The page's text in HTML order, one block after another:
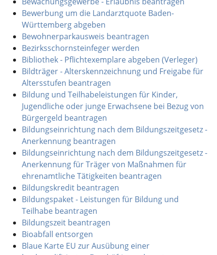
Bewerbung um die Landarztquote Baden-
Württemberg abgeben
Bewohnerparkausweis beantragen
Bezirksschornsteinfeger werden
Bibliothek - Pflichtexemplare abgeben (Verleger)
Bildträger - Alterskennzeichnung und Freigabe für
Altersstufen beantragen
Bildung und Teilhabeleistungen für Kinder,
Jugendliche oder junge Erwachsene bei Bezug von
Bürgergeld beantragen
Bildungseinrichtung nach dem Bildungszeitgesetz -
Anerkennung beantragen
Bildungseinrichtung nach dem Bildungszeitgesetz -
Anerkennung für Träger von Maßnahmen für
ehrenamtliche Tätigkeiten beantragen
Bildungskredit beantragen
Bildungspaket - Leistungen für Bildung und
Teilhabe beantragen
Bildungszeit beantragen
Bioabfall entsorgen
Blaue Karte EU zur Ausübung einer